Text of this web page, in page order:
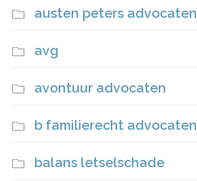
austen peters advocaten
avg
avontuur advocaten
b familierecht advocaten
balans letselschade